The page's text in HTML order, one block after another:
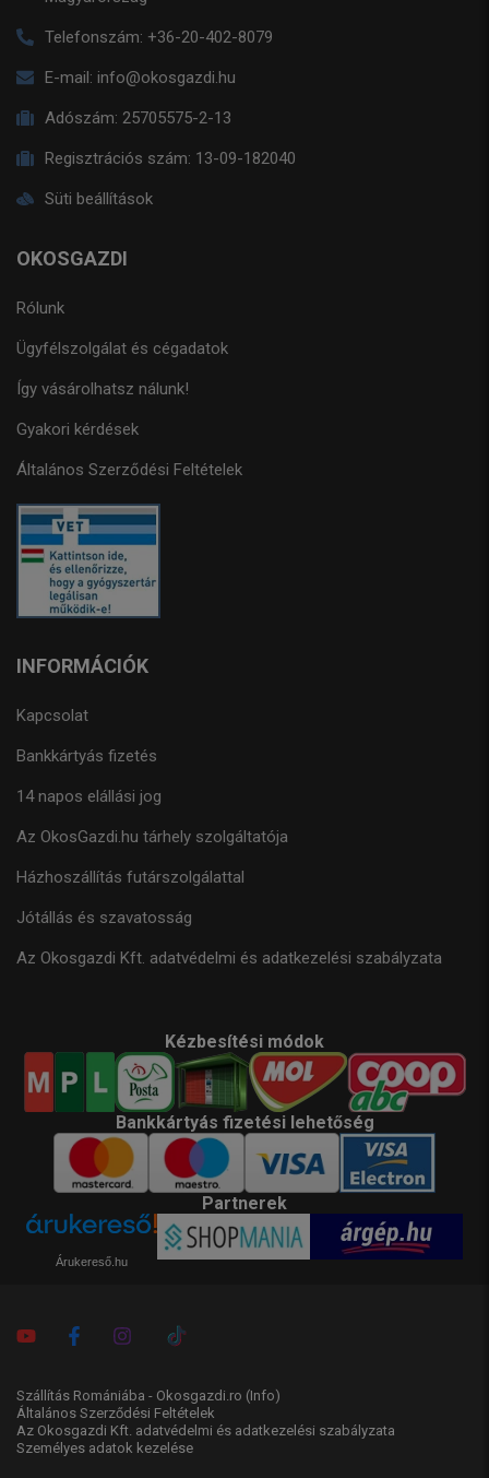
Telefonszám: +36-20-402-8079
E-mail: info@okosgazdi.hu
Adószám: 25705575-2-13
Regisztrációs szám: 13-09-182040
Süti beállítások
OKOSGAZDI
Rólunk
Ügyfélszolgálat és cégadatok
Így vásárolhatsz nálunk!
Gyakori kérdések
Általános Szerződési Feltételek
INFORMÁCIÓK
Kapcsolat
Bankkártyás fizetés
14 napos elállási jog
Az OkosGazdi.hu tárhely szolgáltatója
Házhoszállítás futárszolgálattal
Jótállás és szavatosság
Az Okosgazdi Kft. adatvédelmi és adatkezelési szabályzata
Kézbesítési módok
Bankkártyás fizetési lehetőség
Partnerek
Árukereső.hu
Szállítás Romániába - Okosgazdi.ro (Info)
Általános Szerződési Feltételek
Az Okosgazdi Kft. adatvédelmi és adatkezelési szabályzata
Személyes adatok kezelése